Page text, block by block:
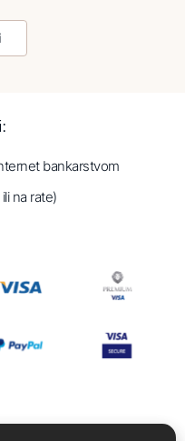
bankarstvom
na rate)